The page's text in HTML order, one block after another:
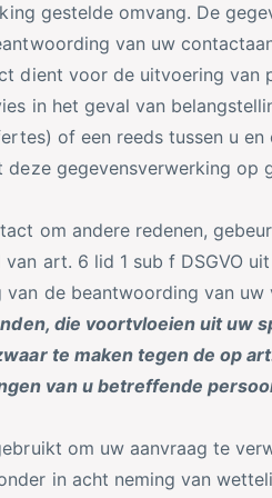
gestelde omvang. De
van uw
dient voor de uitvoering van
in het geval van
of een reeds tussen u en
gegevensverwerking op
om andere redenen,
art. 6 lid 1 sub f DSGVO
van de beantwoording van
die voortvloeien uit uw
te maken tegen de op
van u betreffende
om uw aanvraag te
in acht neming van